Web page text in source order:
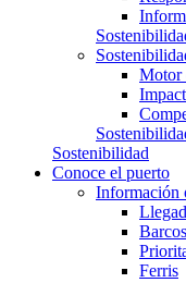
Motor
Sostenibilidad
Conoce el puerto
Información
Ferris